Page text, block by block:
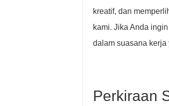
kreatif, dan
kami. Jika Anda
dalam suasana kerja
Perkiraan